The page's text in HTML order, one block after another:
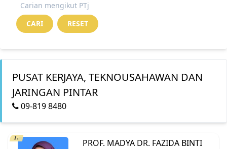
Carian mengikut PTj
PUSAT KERJAYA, TEKNOUSAHAWAN DAN
JARINGAN PINTAR
09-819 8480
1.
PROF. MADYA DR. FAZIDA BINTI